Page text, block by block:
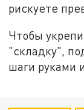
рискуете
Чтобы
"складку",
шаги руками